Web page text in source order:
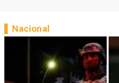
Nacional